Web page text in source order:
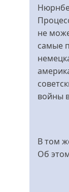
не
самые
войны
В том
Об